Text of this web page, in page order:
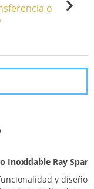
o
Inoxidable Ray Spar
y diseño